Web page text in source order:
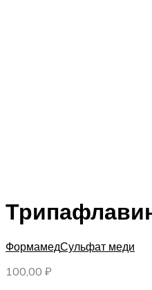
ФормамедСульфат меди
100,00 ₽